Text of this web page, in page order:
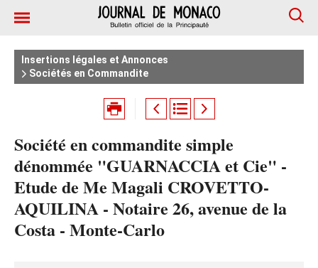
Insertions légales et Annonces
Sociétés en Commandite
Société en commandite simple
dénommée "GUARNACCIA et Cie" -
Etude de Me Magali CROVETTO-
AQUILINA - Notaire 26, avenue de la
Costa - Monte-Carlo